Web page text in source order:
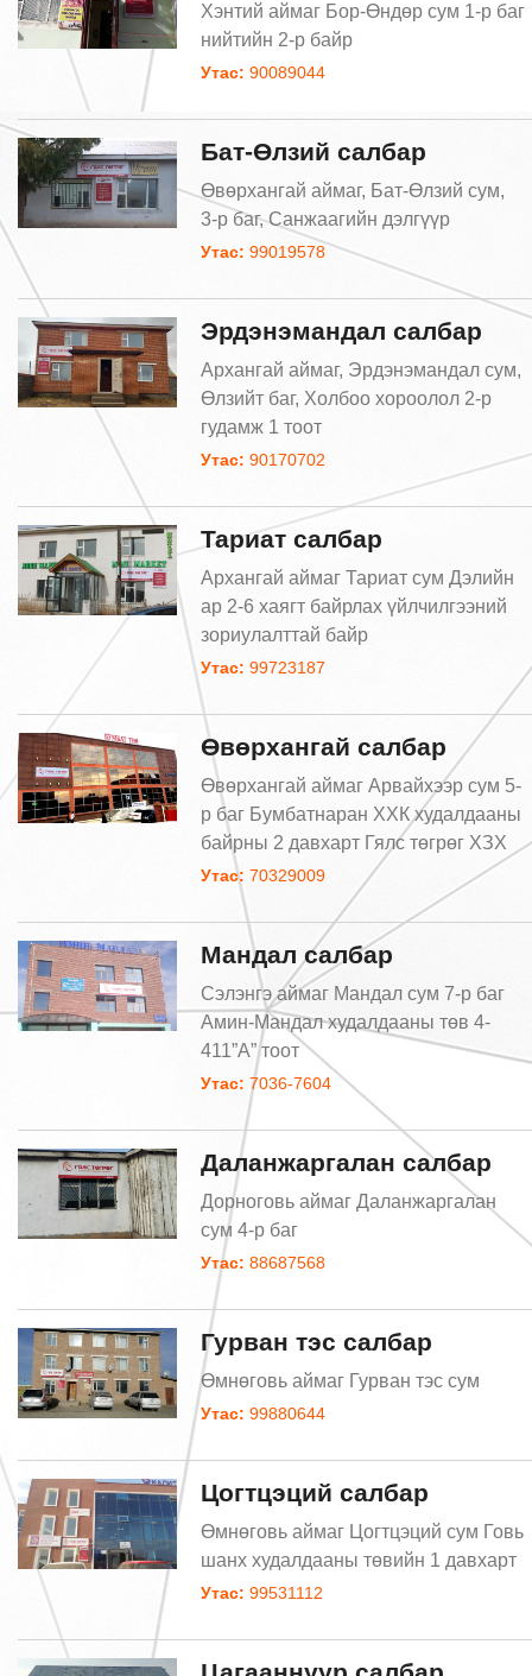
Хэнтий аймаг Бор-Өндөр сум 1-р баг
нийтийн 2-р байр
Утас: 90089044
Бат-Өлзий салбар
Өвөрхангай аймаг, Бат-Өлзий сум,
3-р баг, Санжаагийн дэлгүүр
Утас: 99019578
Эрдэнэмандал салбар
Архангай аймаг, Эрдэнэмандал сум,
Өлзийт баг, Холбоо хороолол 2-р
гудамж 1 тоот
Утас: 90170702
Тариат салбар
Архангай аймаг Тариат сум Дэлийн
ар 2-6 хаягт байрлах үйлчилгээний
зориулалттай байр
Утас: 99723187
Өвөрхангай салбар
Өвөрхангай аймаг Арвайхээр сум 5-
р баг Бумбатнаран ХХК худалдааны
байрны 2 давхарт Гялс төгрөг ХЗХ
Утас: 70329009
Мандал салбар
Сэлэнгэ аймаг Мандал сум 7-р баг
Амин-Мандал худалдааны төв 4-
411”А” тоот
Утас: 7036-7604
Даланжаргалан салбар
Дорноговь аймаг Даланжаргалан
сум 4-р баг
Утас: 88687568
Гурван тэс салбар
Өмнөговь аймаг Гурван тэс сум
Утас: 99880644
Цогтцэций салбар
Өмнөговь аймаг Цогтцэций сум Говь
шанх худалдааны төвийн 1 давхарт
Утас: 99531112